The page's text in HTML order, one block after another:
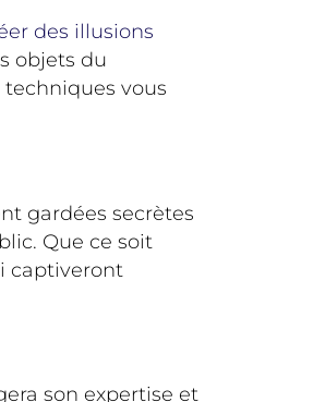
des illusions
objets du
vous
gardées secrètes
Que ce soit
captiveront
son expertise et